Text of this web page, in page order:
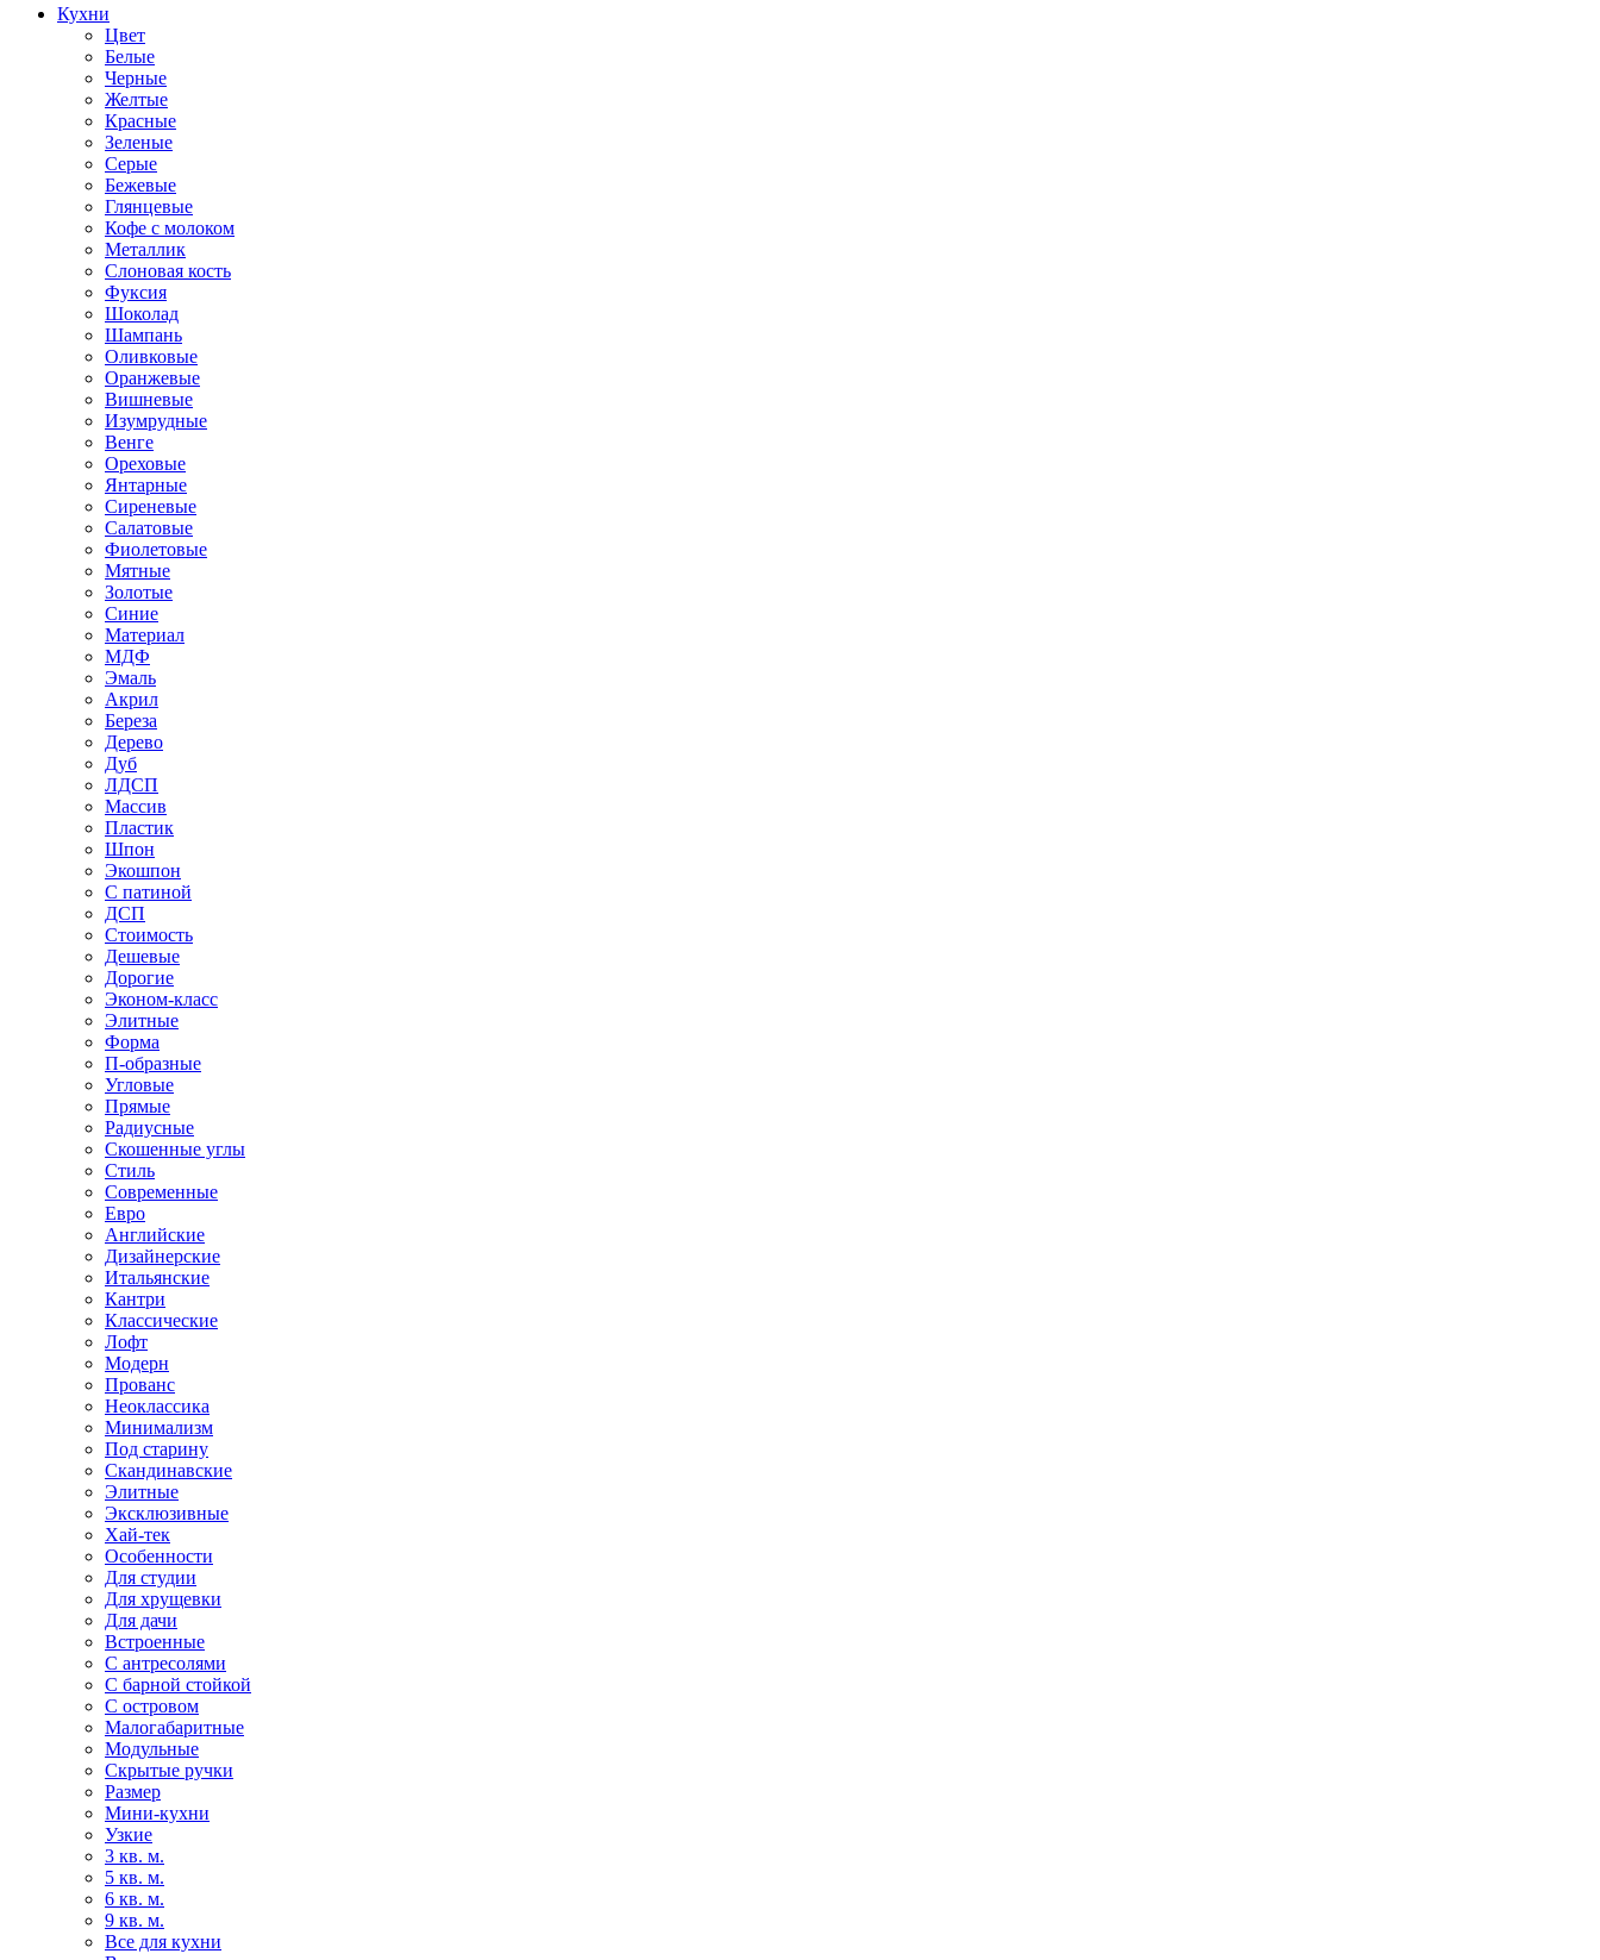
Кухни
Цвет
Белые
Черные
Желтые
Красные
Зеленые
Серые
Бежевые
Глянцевые
Кофе с молоком
Металлик
Слоновая кость
Фуксия
Шоколад
Шампань
Оливковые
Оранжевые
Вишневые
Изумрудные
Венге
Ореховые
Янтарные
Сиреневые
Салатовые
Фиолетовые
Мятные
Золотые
Синие
Материал
МДФ
Эмаль
Акрил
Береза
Дерево
Дуб
ЛДСП
Массив
Пластик
Шпон
Экошпон
С патиной
ДСП
Стоимость
Дешевые
Дорогие
Эконом-класс
Элитные
Форма
П-образные
Угловые
Прямые
Радиусные
Скошенные углы
Стиль
Современные
Евро
Английские
Дизайнерские
Итальянские
Кантри
Классические
Лофт
Модерн
Прованс
Неоклассика
Минимализм
Под старину
Скандинавские
Элитные
Эксклюзивные
Хай-тек
Особенности
Для студии
Для хрущевки
Для дачи
Встроенные
С антресолями
С барной стойкой
С островом
Малогабаритные
Модульные
Скрытые ручки
Размер
Мини-кухни
Узкие
3 кв. м.
5 кв. м.
6 кв. м.
9 кв. м.
Все для кухни